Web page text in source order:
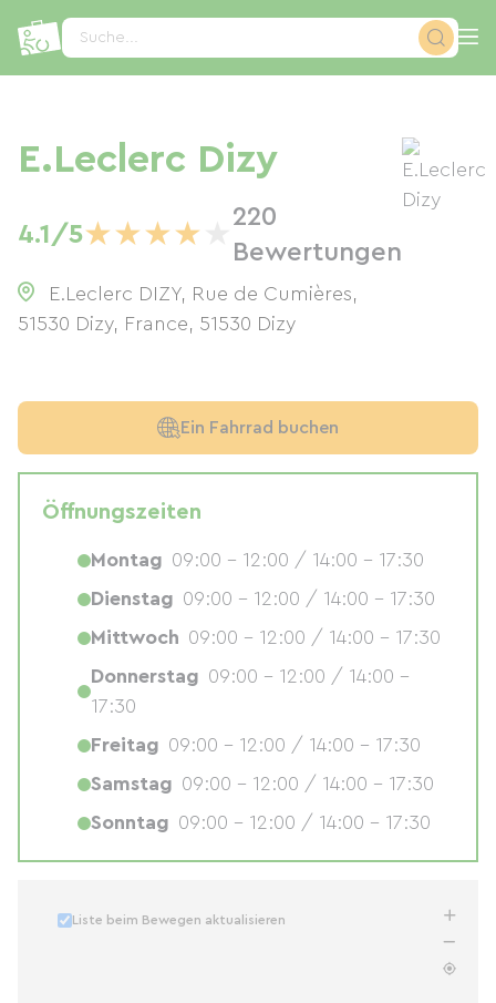
Suche...
E.Leclerc Dizy
4.1/5★★★★
220
Bewertungen
E.Leclerc DIZY, Rue de Cumières,
51530 Dizy, France, 51530 Dizy
Liste beim Bewegen aktualisieren
Ein Fahrrad buchen
Öffnungszeiten
Montag 09:00 - 12:00 / 14:00 - 17:30
Dienstag 09:00 - 12:00 / 14:00 - 17:30
Mittwoch 09:00 - 12:00 / 14:00 - 17:30
Donnerstag 09:00 - 12:00 / 14:00 -
17:30
Freitag 09:00 - 12:00 / 14:00 - 17:30
Samstag 09:00 - 12:00 / 14:00 - 17:30
Sonntag 09:00 - 12:00 / 14:00 - 17:30
Cookie-Einstellungen